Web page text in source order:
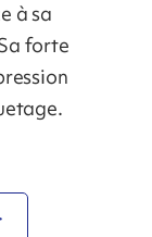
à sa
forte